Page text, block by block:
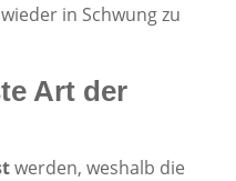
in Schwung zu
Art der
werden, weshalb die